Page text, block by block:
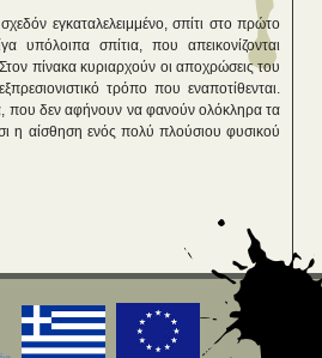
εγκαταλελειμμένο, σπίτι στο πρώτο
σπίτια, που απεικονίζονται
πίνακα κυριαρχούν οι αποχρώσεις του
τρόπο που εναποτίθενται.
που δεν αφήνουν να φανούν ολόκληρα τα
η αίσθηση ενός πολύ πλούσιου φυσικού